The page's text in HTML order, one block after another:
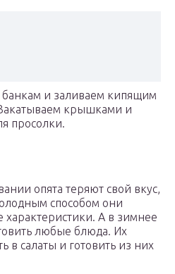
банкам и заливаем кипящим
крышками и
просолки.
опята теряют свой вкус,
способом они
характеристики. А в зимнее
любые блюда. Их
в салаты и готовить из них